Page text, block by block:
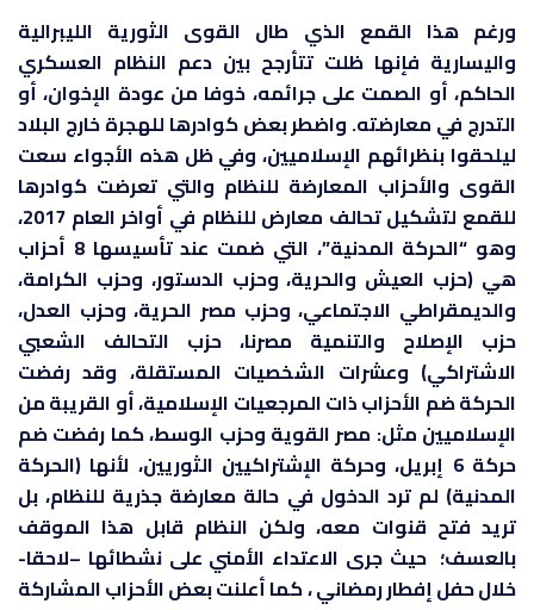
ورغم هذا القمع الذي طال القوى الثورية الليبرالية
واليسارية فإنها ظلت تتأرجح بين دعم النظام العسكري
الحاكم، أو الصمت على جرائمه، خوفا من عودة الإخوان، أو
التدرج في معارضته. واضطر بعض كوادرها للهجرة خارج البلاد
ليلحقوا بنظرائهم الإسلاميين، وفي ظل هذه الأجواء سعت
القوى والأحزاب المعارضة للنظام والتي تعرضت كوادرها
للقمع لتشكيل تحالف معارض للنظام في أواخر العام 2017،
وهو “الحركة المدنية”، التي ضمت عند تأسيسها 8 أحزاب
هي (حزب العيش والحرية، وحزب الدستور، وحزب الكرامة،
والديمقراطي الاجتماعي، وحزب مصر الحرية، وحزب العدل،
حزب الإصلاح والتنمية مصرنا، حزب التحالف الشعبي
الاشتراكي) وعشرات الشخصيات المستقلة، وقد رفضت
الحركة ضم الأحزاب ذات المرجعيات الإسلامية، أو القريبة من
الإسلاميين مثل: مصر القوية وحزب الوسط، كما رفضت ضم
حركة 6 إبريل، وحركة الإشتراكيين الثوريين، لأنها (الحركة
المدنية) لم ترد الدخول في حالة معارضة جذرية للنظام، بل
تريد فتح قنوات معه، ولكن النظام قابل هذا الموقف
بالعسف؛ حيث جرى الاعتداء الأمني على نشطائها –لاحقا-
خلال حفل إفطار رمضاني ، كما أعلنت بعض الأحزاب المشاركة